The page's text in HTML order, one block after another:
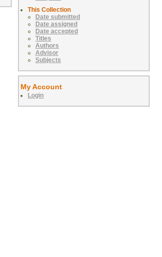
This Collection
Date submitted
Date assigned
Date accepted
Titles
Authors
Advisor
Subjects
My Account
Login